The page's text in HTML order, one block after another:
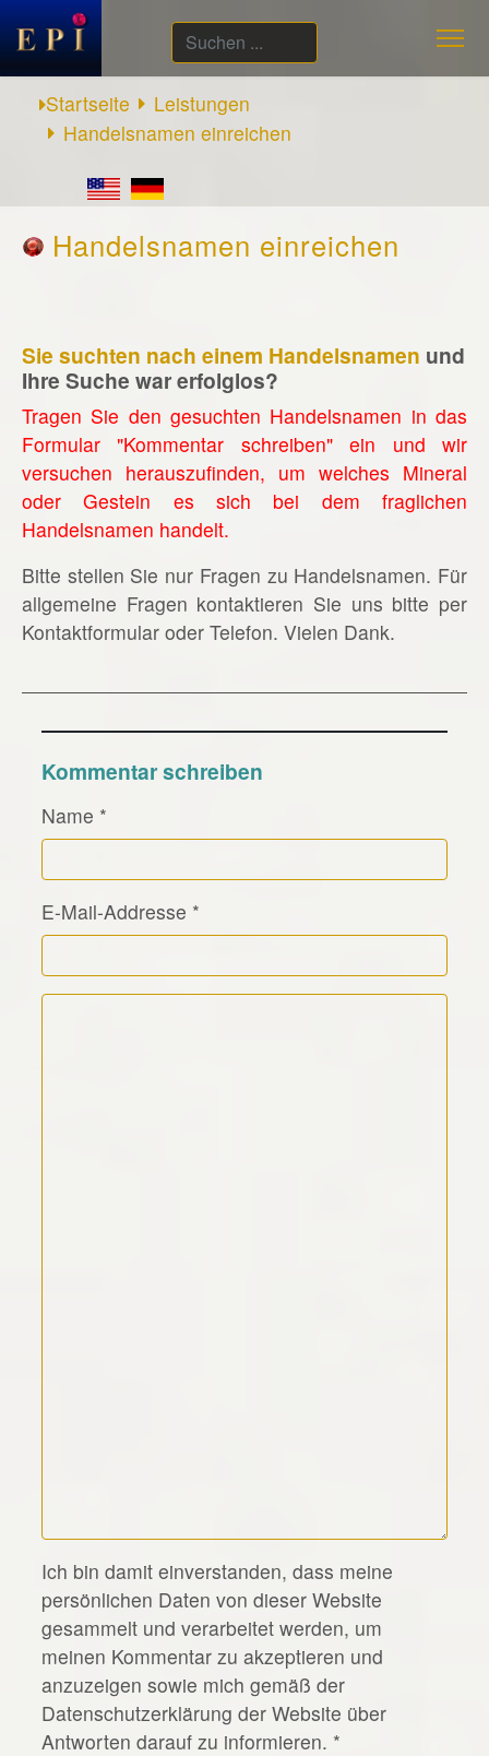
Suchen
...
Startseite
Leistungen
Handelsnamen einreichen
Handelsnamen einreichen
Sie suchten nach einem Handelsnamen und
Ihre Suche war erfolglos?
Tragen Sie den gesuchten Handelsnamen in das
Formular "Kommentar schreiben" ein und wir
versuchen herauszufinden, um welches Mineral
oder Gestein es sich bei dem fraglichen
Handelsnamen handelt.
Bitte stellen Sie nur Fragen zu Handelsnamen. Für
allgemeine Fragen kontaktieren Sie uns bitte per
Kontaktformular oder Telefon. Vielen Dank.
Kommentar schreiben
Name *
E-Mail-Addresse *
Kommentar Text
*
Ich bin damit einverstanden, dass meine
persönlichen Daten von dieser Website
gesammelt und verarbeitet werden, um
meinen Kommentar zu akzeptieren und
anzuzeigen sowie mich gemäß der
Datenschutzerklärung der Website über
Antworten darauf zu informieren. *